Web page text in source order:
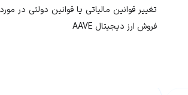
تغییر قوانین مالیاتی یا قوانین دولتی در
فروش ارز دیجیتال AAVE